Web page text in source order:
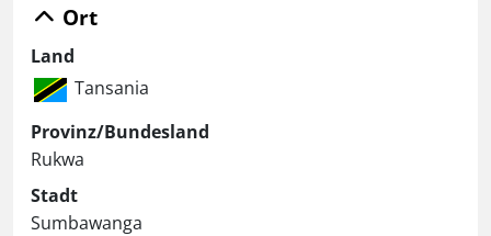
Ort
Land
Tansania
Provinz/Bundesland
Rukwa
Stadt
Sumbawanga